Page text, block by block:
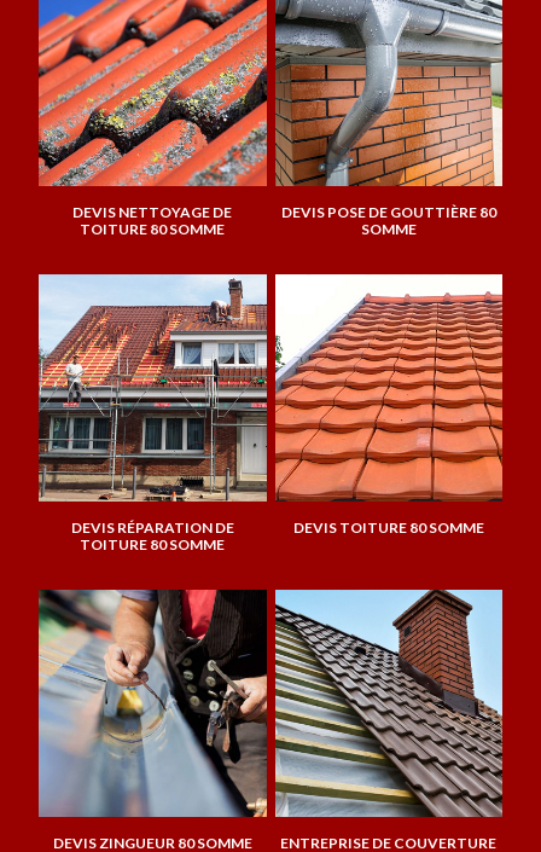
DEVIS NETTOYAGE DE
TOITURE 80 SOMME
DEVIS POSE DE GOUTTIÈRE 80
SOMME
DEVIS RÉPARATION DE
TOITURE 80 SOMME
DEVIS TOITURE 80 SOMME
DEVIS ZINGUEUR 80 SOMME
ENTREPRISE DE COUVERTURE